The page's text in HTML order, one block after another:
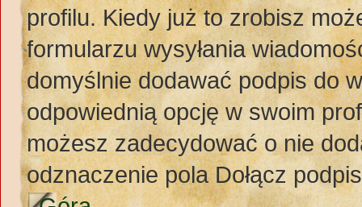
profilu. Kiedy już to zrobisz
formularzu wysyłania
domyślnie dodawać podpis do
odpowiednią opcję w swoim
możesz zadecydować o nie
odznaczenie pola Dołącz